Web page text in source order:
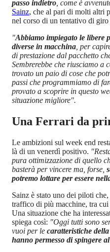
passo indietro, come è
Sainz, che al pari di molti altri
nel corso di un tentativo di giro
"Abbiamo impiegato le libere
diverse in macchina, per
di prestazione dal pacchetto
Sembrerebbe che riusciamo a
trovato un paio di cose che
passi che programmiamo di
provato a scoprire in questo
situazione migliore".
Una Ferrari da
Le ambizioni sul week end
là di un venerdì positivo.
pura ottimizzazione di quello
basterà per vincere ma, forse,
potremo lottare per essere
Sainz è stato uno dei piloti
traffico di più macchine, tra
Una situazione che ha
spiega così: "Oggi tutti sono
vuoi per le caratteristiche
hanno permesso di spingere